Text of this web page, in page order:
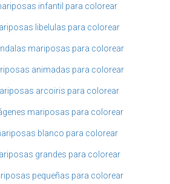
infantil para colorear
libelulas para colorear
mariposas para colorear
animadas para colorear
arcoiris para colorear
mariposas para colorear
blanco para colorear
grandes para colorear
pequeñas para colorear